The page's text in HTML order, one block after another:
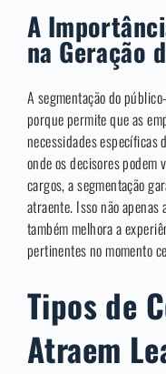
A
na Geração
A segmentação do
porque permite que as
necessidades específicas
onde os decisores
cargos, a segmentação
atraente. Isso não apenas
também melhora a
pertinentes no momento
Tipos de
Atraem